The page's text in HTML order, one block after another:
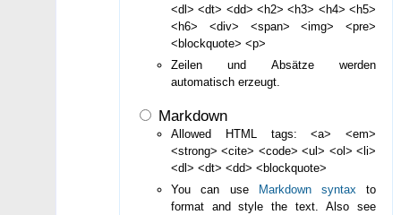
<dl> <dt> <dd> <h2> <h3> <h4> <h5>
<h6> <div> <span> <img> <pre>
<blockquote> <p>
Zeilen und Absätze werden
automatisch erzeugt.
Markdown
Allowed HTML tags: <a> <em>
<strong> <cite> <code> <ul> <ol> <li>
<dl> <dt> <dd> <blockquote>
You can use Markdown syntax to
format and style the text. Also see